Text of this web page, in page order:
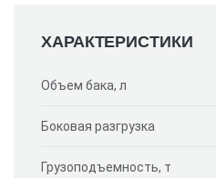
ХАРАКТЕРИСТИКИ
Объем бака, л
Боковая разгрузка
Грузоподъемность, т